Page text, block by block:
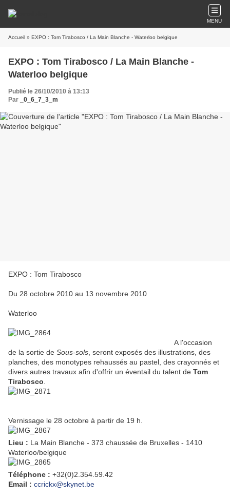
MENU
Accueil » EXPO : Tom Tirabosco / La Main Blanche - Waterloo belgique
EXPO : Tom Tirabosco / La Main Blanche -
Waterloo belgique
Publié le 26/10/2010 à 13:13
Par
_0_6_7_3_m
EXPO : Tom Tirabosco
Du 28 octobre 2010 au 13 novembre 2010
Waterloo
A l'occasion
de la sortie de Sous-sols , seront exposés des illustrations, des
planches, des monotypes rehaussés au pastel, des crayonnés et
divers autres travaux afin d'offrir un éventail du talent de Tom
Tirabosco
Vernissage le 28 octobre à partir de 19 h.
Lieu : La Main Blanche - 373 chaussée de Bruxelles - 1410
Waterloo/belgique
Téléphone : +32(0)2.354.59.42
Email : ccrickx@skynet.be